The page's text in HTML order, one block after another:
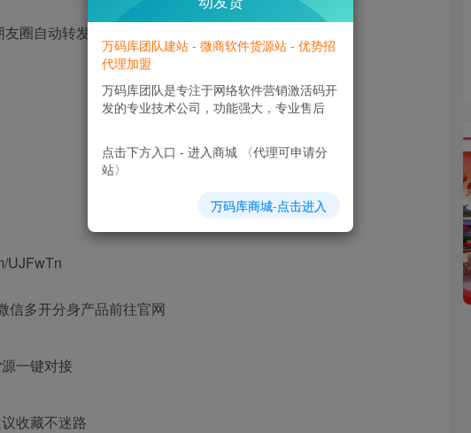
圈自动转发跟圈
UJFwTn
信多开分身产品前往官网
一键对接
收藏不迷路
万码库团队建站 - 微商软件货源站 - 优势招
代理加盟
万码库团队是专注于网络软件营销激活码开
发的专业技术公司，功能强大，专业售后
点击下方入口 - 进入商城 〈代理可申请分
站〉
万码库商城-点击进入